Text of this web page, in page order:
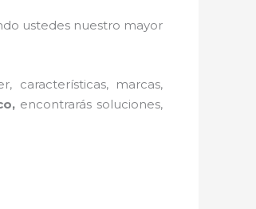
ustedes nuestro mayor
características, marcas,
encontrarás soluciones,